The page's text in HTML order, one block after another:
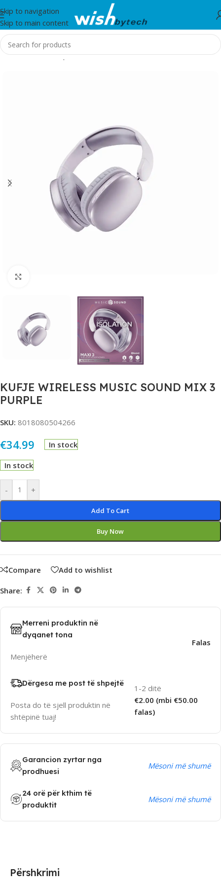
Skip to navigation
Skip to main content
Home/Aksesorë për mobil dhe IT
KUFJE WIRELESS MUSIC SOUND MIX 3
PURPLE
SKU: 8018080504266
€34.99 In stock
In stock
- +
Add To Cart
Buy Now
Alternative:
Compare Add to wishlist
Share:
Merreni produktin në
dyqanet tona
Menjëherë
Falas
Dërgesa me post të shpejtë
Posta do të sjell produktin në
shtëpinë tuaj!
1-2 ditë
€2.00 (mbi €50.00
falas)
Garancion zyrtar nga
prodhuesi
Mësoni më shumë
24 orë për kthim të
produktit
Mësoni më shumë
Përshkrimi